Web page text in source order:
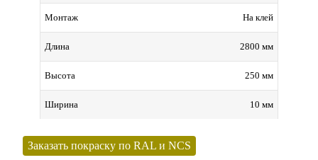
Монтаж На клей
Длина 2800 мм
Высота 250 мм
Ширина 10 мм
Заказать покраску по RAL и NCS